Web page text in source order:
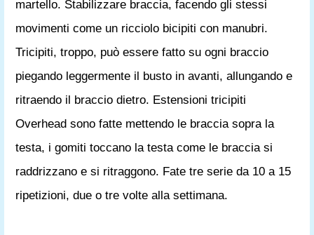
martello. Stabilizzare braccia, facendo gli stessi
movimenti come un ricciolo bicipiti con manubri.
Tricipiti, troppo, può essere fatto su ogni braccio
piegando leggermente il busto in avanti, allungando e
ritraendo il braccio dietro. Estensioni tricipiti
Overhead sono fatte mettendo le braccia sopra la
testa, i gomiti toccano la testa come le braccia si
raddrizzano e si ritraggono. Fate tre serie da 10 a 15
ripetizioni, due o tre volte alla settimana.